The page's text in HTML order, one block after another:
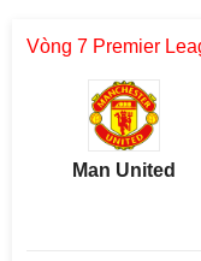
Vòng 7 Premier
Man United